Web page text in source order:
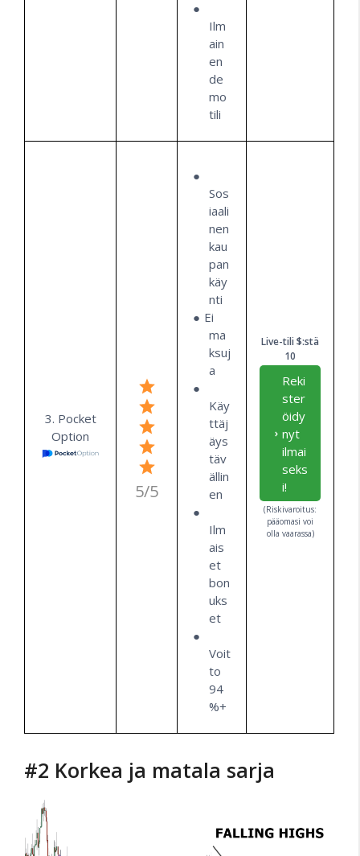
Ilm
ain
en
de
mo
tili
3. Pocket
Option
5/5
Sos
iaali
nen
kau
pan
käy
nti
Ei
ma
ksuj
a
Käy
ttäj
äys
täv
ällin
en
Ilm
ais
et
bon
uks
et
Voit
to
94
%+
Live-tili $:stä
10
Reki
ster
öidy
nyt
ilmai
seks
i!
(Riskivaroitus:
pääomasi voi
olla vaarassa)
#2 Korkea ja matala sarja